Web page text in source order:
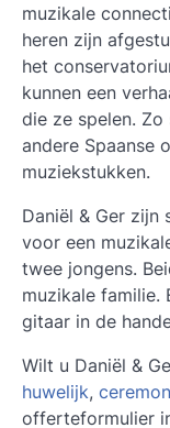
muzikale
heren zijn
het
kunnen een
die ze spelen.
andere Spaanse
muziekstukken.
Daniël & Ger zijn
voor een
twee jongens.
muzikale familie.
gitaar in de
Wilt u Daniël &
huwelijk,
offerteformulier